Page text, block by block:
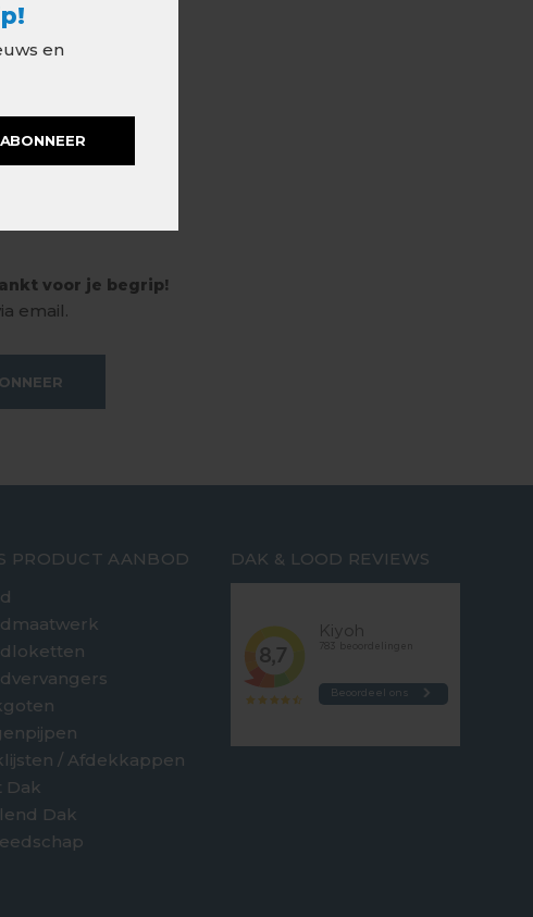
en
ABONNEER
voor je begrip!
email.
PRODUCT AANBOD
/ Afdekkappen
Dak
Dak
DAK & LOOD REVIEWS